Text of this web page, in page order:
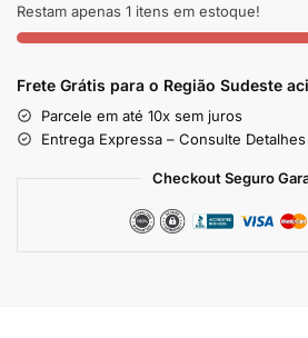
Restam apenas 1 itens em estoque!
Frete Grátis para o Região Sudeste
Parcele em até 10x sem juros
Entrega Expressa – Consulte Detalhes
Checkout Seguro